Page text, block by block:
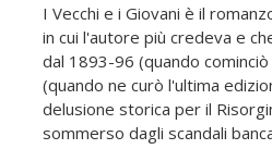
I Vecchi e i Giovani è il
in cui l'autore più credeva e
dal 1893-96 (quando
(quando ne curò l'ultima
delusione storica per il
sommerso dagli scandali